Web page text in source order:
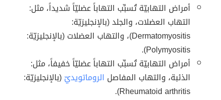
أمراض التهابيّة تُسبِّب التهاباً عضليّاً شديداً، مثل:
التهاب العضلات، والجلد (بالإنجليزيّة:
Dermatomyositis)، والتهاب العضلات (بالإنجليزيّة:
Polymyositis).
أمراض التهابيّة تُسبِّب التهاباً عضليّاً خفيفاً، مثل:
الذئبة، والتهاب المفاصل الروماتويديّ(بالإنجليزيّة:
Rheumatoid arthritis).